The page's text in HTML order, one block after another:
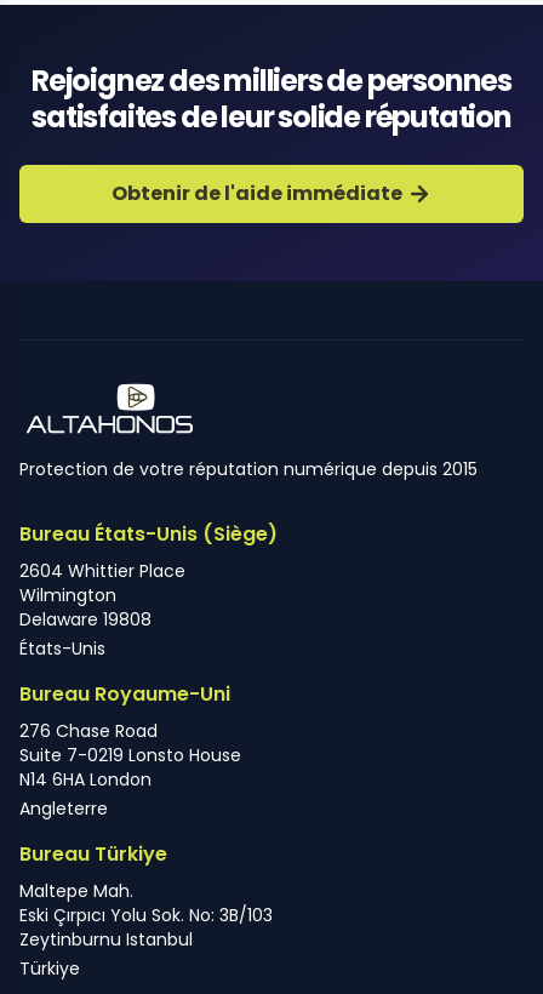
Rejoignez des milliers de personnes
satisfaites de leur solide réputation
Obtenir de l'aide immédiate
Protection de votre réputation numérique depuis 2015
Bureau États-Unis (Siège)
2604 Whittier Place
Wilmington
Delaware 19808
États-Unis
Bureau Royaume-Uni
276 Chase Road
Suite 7-0219 Lonsto House
N14 6HA London
Angleterre
Bureau Türkiye
Maltepe Mah.
Eski Çırpıcı Yolu Sok. No: 3B/103
Zeytinburnu Istanbul
Türkiye